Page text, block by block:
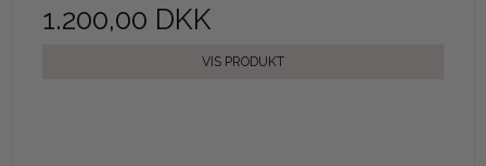
1.200,00 DKK
VIS PRODUKT